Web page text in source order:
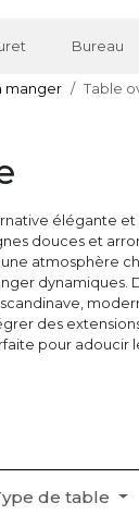
Bureau
manger Table
élégante
douces et
atmosphère
dynamiques.
des
pour adoucir
à un
et harmonieux !
de table